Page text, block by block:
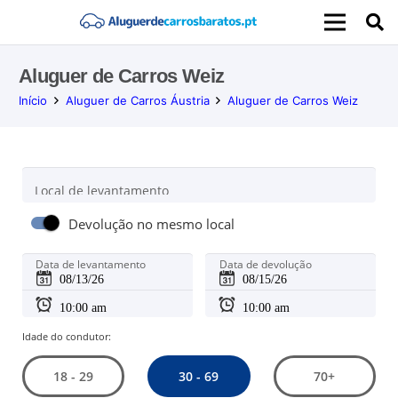
Aluguer de Carros Weiz
Início Aluguer de Carros Áustria Aluguer de Carros Weiz
Local de levantamento
Devolução no mesmo local
Data de levantamento Data de devolução
Idade do condutor:
18 - 29 30 - 69 70+